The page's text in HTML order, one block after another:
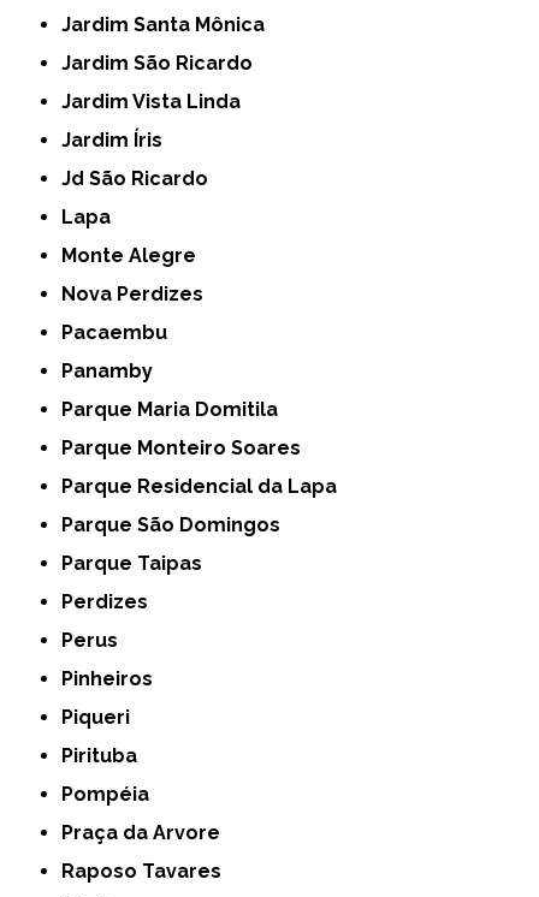
Jardim Santa Mônica
Jardim São Ricardo
Jardim Vista Linda
Jardim Íris
Jd São Ricardo
Lapa
Monte Alegre
Nova Perdizes
Pacaembu
Panamby
Parque Maria Domitila
Parque Monteiro Soares
Parque Residencial da Lapa
Parque São Domingos
Parque Taipas
Perdizes
Perus
Pinheiros
Piqueri
Pirituba
Pompéia
Praça da Arvore
Raposo Tavares